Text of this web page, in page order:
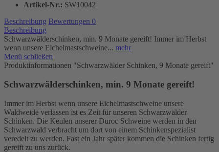
Artikel-Nr.: SW10042
Beschreibung Bewertungen 0
Beschreibung
Schwarzwälderschinken, min. 9 Monate gereift! Immer im Herbst
wenn unsere Eichelmastschweine... mehr
Menü schließen
Produktinformationen "Schwarzwälder Schinken, 9 Monate gereift"
Schwarzwälderschinken, min. 9 Monate gereift!
Immer im Herbst wenn unsere Eichelmastschweine unsere
Waldweide verlassen ist es Zeit für unseren Schwarzwälder
Schinken. Die Keulen unserer Duroc Schweine werden in den
Schwarzwald verbracht um dort von einem Schinkenspezialist
veredelt zu werden. Fast ein Jahr später kommen die Schinken fertig
gereift zu uns zurück.